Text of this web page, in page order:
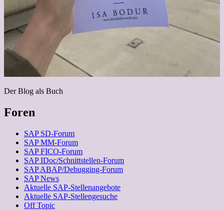
Der Blog als Buch
Foren
SAP SD-Forum
SAP MM-Forum
SAP FICO-Forum
SAP IDoc/Schnittstellen-Forum
SAP ABAP/Debugging-Forum
SAP News
Aktuelle SAP-Stellenangebote
Aktuelle SAP-Stellengesuche
Off Topic